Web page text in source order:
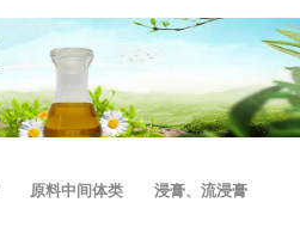
原料中间体类 浸膏、流浸膏